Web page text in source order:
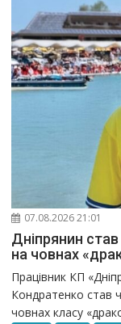
07.08.2026 21:01
Дніпрянин
на човнах
Працівник КП
Кондратенко став
човнах класу